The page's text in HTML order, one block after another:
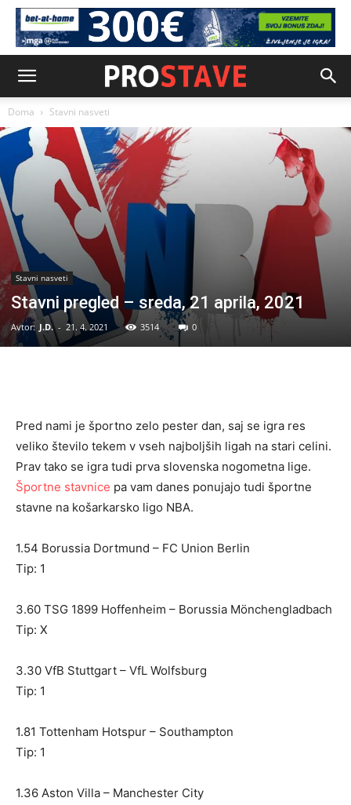
Doma Stavni nasveti
Stavni nasveti
Stavni pregled – sreda, 21 aprila, 2021
Avtor: J.D. - 21. 4. 2021 3514 0
Pred nami je športno zelo pester dan, saj se igra res
veliko število tekem v vseh najboljših ligah na stari celini.
Prav tako se igra tudi prva slovenska nogometna lige.
Športne stavnice pa vam danes ponujajo tudi športne
stavne na košarkarsko ligo NBA.
1.54 Borussia Dortmund – FC Union Berlin
Tip: 1
3.60 TSG 1899 Hoffenheim – Borussia Mönchengladbach
Tip: X
3.30 VfB Stuttgart – VfL Wolfsburg
Tip: 1
1.81 Tottenham Hotspur – Southampton
Tip: 1
1.36 Aston Villa – Manchester City